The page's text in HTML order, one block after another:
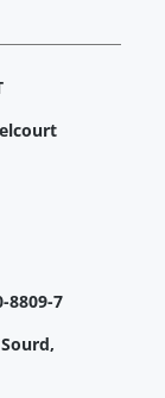
8809-7